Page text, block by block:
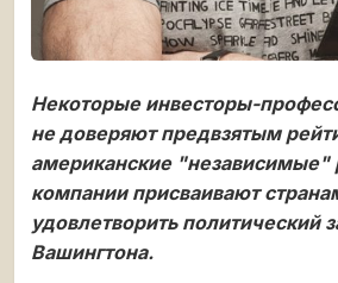
Некоторые инвесторы-
не доверяют предвзятым
американские "независимые"
компании присваивают
удовлетворить политический
Вашингтона.